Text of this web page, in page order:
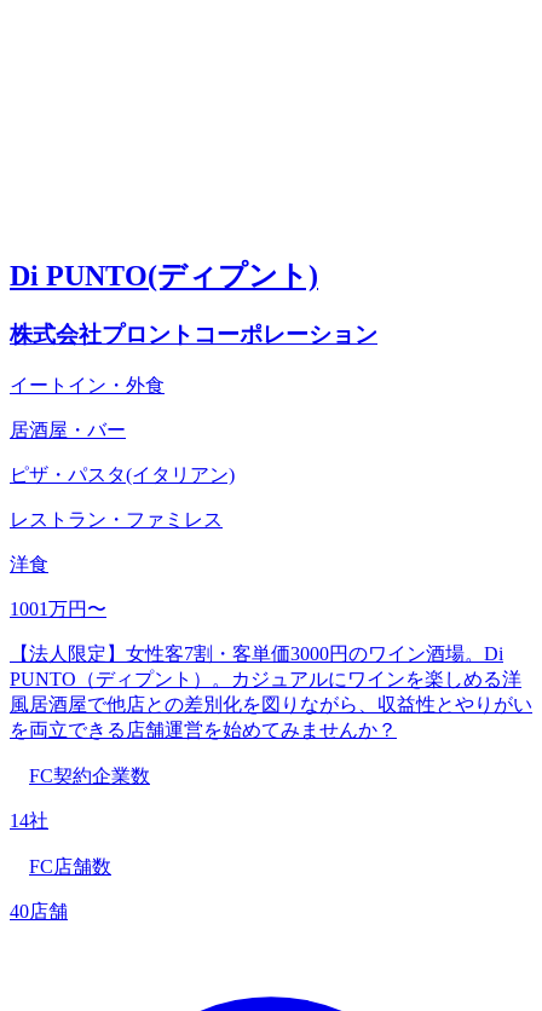
Di PUNTO(ディプント)
株式会社プロントコーポレーション
イートイン・外食
居酒屋・バー
ピザ・パスタ(イタリアン)
レストラン・ファミレス
洋食
1001万円〜
【法人限定】女性客7割・客単価3000円のワイン酒場。Di
PUNTO（ディプント）。カジュアルにワインを楽しめる洋
風居酒屋で他店との差別化を図りながら、収益性とやりがい
を両立できる店舗運営を始めてみませんか？
FC契約企業数
14社
FC店舗数
40店舗